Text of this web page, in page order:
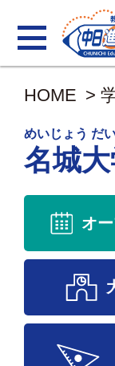
HOME >
めいじょう
名城
オ